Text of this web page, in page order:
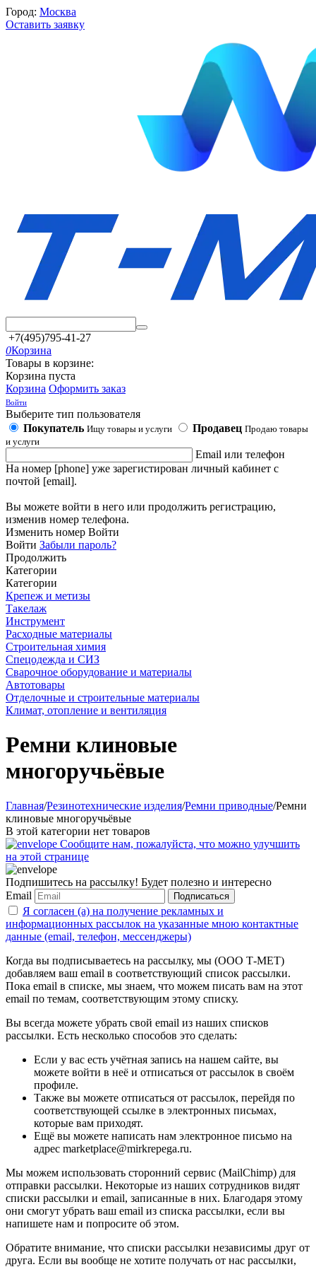
Город: Москва
Оставить заявку
+7(495)795-41-27
0Корзина
Товары в корзине:
Корзина пуста
Корзина Оформить заказ
Войти
Выберите тип пользователя
Покупатель Ищу товары и услуги Продавец Продаю товары
и услуги
Email или телефон
На номер [phone] уже зарегистирован личный кабинет с
почтой [email].
Вы можете войти в него или продолжить регистрацию,
изменив номер телефона.
Изменить номер Войти
Войти Забыли пароль?
Продолжить
Категории
Категории
Крепеж и метизы
Такелаж
Инструмент
Расходные материалы
Строительная химия
Спецодежда и СИЗ
Сварочное оборудование и материалы
Автотовары
Отделочные и строительные материалы
Климат, отопление и вентиляция
Ремни клиновые
многоручьёвые
Главная/Резинотехнические изделия/Ремни приводные/Ремни
клиновые многоручьёвые
В этой категории нет товаров
Сообщите нам, пожалуйста, что можно улучшить
на этой странице
Подпишитесь на рассылку! Будет полезно и интересно
Email
Подписаться
Я согласен (а) на получение рекламных и
информационных рассылок на указанные мною контактные
данные (email, телефон, мессенджеры)
Когда вы подписываетесь на рассылку, мы (ООО Т-МЕТ)
добавляем ваш email в соответствующий список рассылки.
Пока email в списке, мы знаем, что можем писать вам на этот
email по темам, соответствующим этому списку.
Вы всегда можете убрать свой email из наших списков
рассылки. Есть несколько способов это сделать:
Если у вас есть учётная запись на нашем сайте, вы
можете войти в неё и отписаться от рассылок в своём
профиле.
Также вы можете отписаться от рассылок, перейдя по
соответствующей ссылке в электронных письмах,
которые вам приходят.
Ещё вы можете написать нам электронное письмо на
адрес marketplace@mirkrepega.ru.
Мы можем использовать сторонний сервис (MailChimp) для
отправки рассылки. Некоторые из наших сотрудников видят
списки рассылки и email, записанные в них. Благодаря этому
они смогут убрать ваш email из списка рассылки, если вы
напишете нам и попросите об этом.
Обратите внимание, что списки рассылки независимы друг от
друга. Если вы вообще не хотите получать от нас рассылки,